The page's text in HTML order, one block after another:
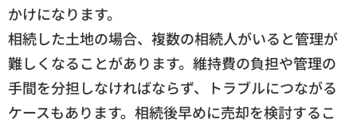
かけになります。
相続した土地の場合、複数の相続人がいると管理が
難しくなることがあります。維持費の負担や管理の
手間を分担しなければならず、トラブルにつながる
ケースもあります。相続後早めに売却を検討するこ